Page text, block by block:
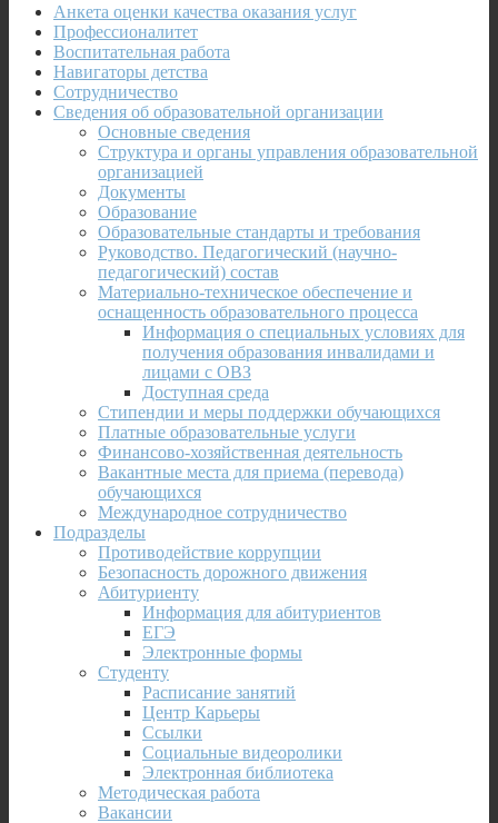
Анкета оценки качества оказания услуг
Профессионалитет
Воспитательная работа
Навигаторы детства
Сотрудничество
Сведения об образовательной организации
Основные сведения
Структура и органы управления образовательной
организацией
Документы
Образование
Образовательные стандарты и требования
Руководство. Педагогический (научно-
педагогический) состав
Материально-техническое обеспечение и
оснащенность образовательного процесса
Информация о специальных условиях для
получения образования инвалидами и
лицами с ОВЗ
Доступная среда
Стипендии и меры поддержки обучающихся
Платные образовательные услуги
Финансово-хозяйственная деятельность
Вакантные места для приема (перевода)
обучающихся
Международное сотрудничество
Подразделы
Противодействие коррупции
Безопасность дорожного движения
Абитуриенту
Информация для абитуриентов
ЕГЭ
Электронные формы
Студенту
Расписание занятий
Центр Карьеры
Ссылки
Социальные видеоролики
Электронная библиотека
Методическая работа
Вакансии